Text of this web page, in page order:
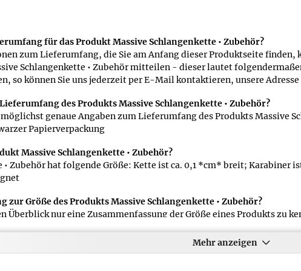
für das Produkt Massive Schlangenkette • Zubehör?
zum Lieferumfang, die Sie am Anfang dieser Produktseite finden,
Schlangenkette • Zubehör mitteilen - dieser lautet
so können Sie uns jederzeit per E-Mail kontaktieren, unsere
des Produkts Massive Schlangenkette • Zubehör?
genaue Angaben zum Lieferumfang des Produkts Massive
Papierverpackung
Massive Schlangenkette • Zubehör?
• Zubehör hat folgende Größe: Kette ist ca. 0,1 *cm* breit; Karabiner
zur Größe des Produkts Massive Schlangenkette • Zubehör?
nur eine Zusammenfassung der Größe eines Produkts zu
Kurzinformation zum Material des Produkts Massive
Mehr anzeigen